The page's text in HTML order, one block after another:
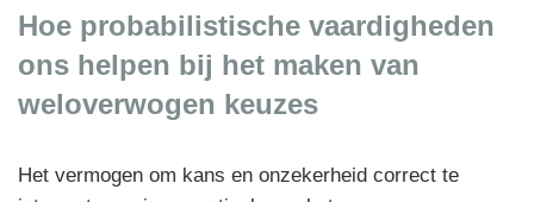
Hoe probabilistische vaardigheden
ons helpen bij het maken van
weloverwogen keuzes
Het vermogen om kans en onzekerheid correct te